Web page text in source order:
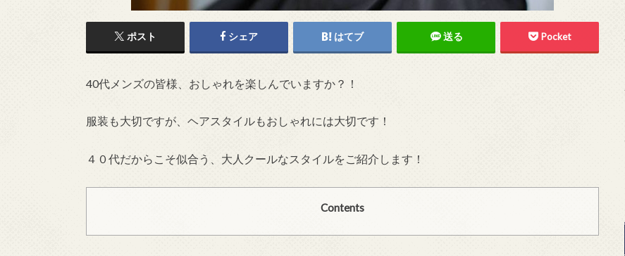
ポスト シェア はてブ 送る Pocket
40代メンズの皆様、おしゃれを楽しんでいますか？！
服装も大切ですが、ヘアスタイルもおしゃれには大切です！
４０代だからこそ似合う、大人クールなスタイルをご紹介します！
Contents